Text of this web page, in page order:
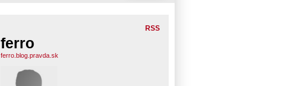
RSS
ferro
ferro.blog.pravda.sk